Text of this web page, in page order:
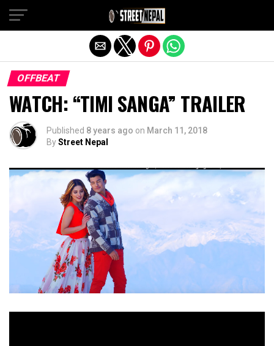
OFFBEAT
WATCH: “TIMI SANGA” TRAILER
Published 8 years ago on March 11, 2018
ByStreet Nepal
Exit mobile version